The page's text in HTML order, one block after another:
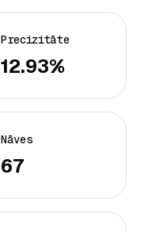
Precizitāte
12.93%
Nāves
67